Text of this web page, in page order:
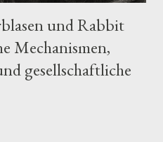
und Rabbit
Mechanismen,
gesellschaftliche